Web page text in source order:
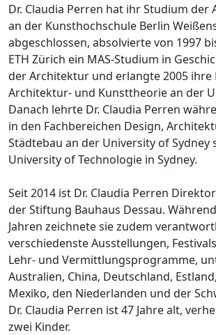
Dr. Claudia Perren hat ihr Studium der
an der Kunsthochschule Berlin
abgeschlossen, absolvierte von 1997
ETH Zürich ein MAS-Studium in
der Architektur und erlangte 2005
Architektur- und Kunsttheorie an der
Danach lehrte Dr. Claudia Perren
in den Fachbereichen Design,
Städtebau an der University of Sydney
University of Technologie in Sydney.
Seit 2014 ist Dr. Claudia Perren
der Stiftung Bauhaus Dessau.
Jahren zeichnete sie zudem
verschiedenste Ausstellungen,
Lehr- und Vermittlungsprogramme,
Australien, China, Deutschland,
Mexiko, den Niederlanden und der
Dr. Claudia Perren ist 47 Jahre alt,
zwei Kinder.